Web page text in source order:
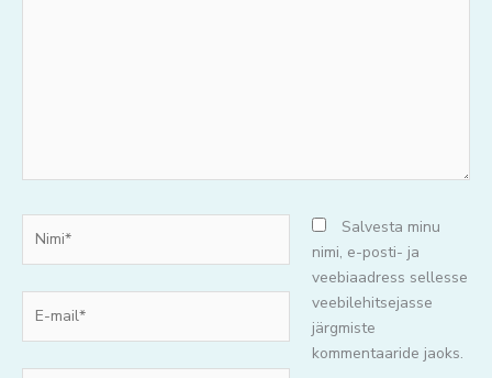
mail*
Salvesta minu
nimi, e-posti- ja
veebiaadress sellesse
veebilehitsejasse
järgmiste
kommentaaride jaoks.